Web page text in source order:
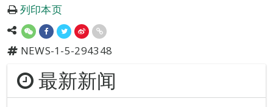
列印本页
NEWS-1-5-294348
最新新闻